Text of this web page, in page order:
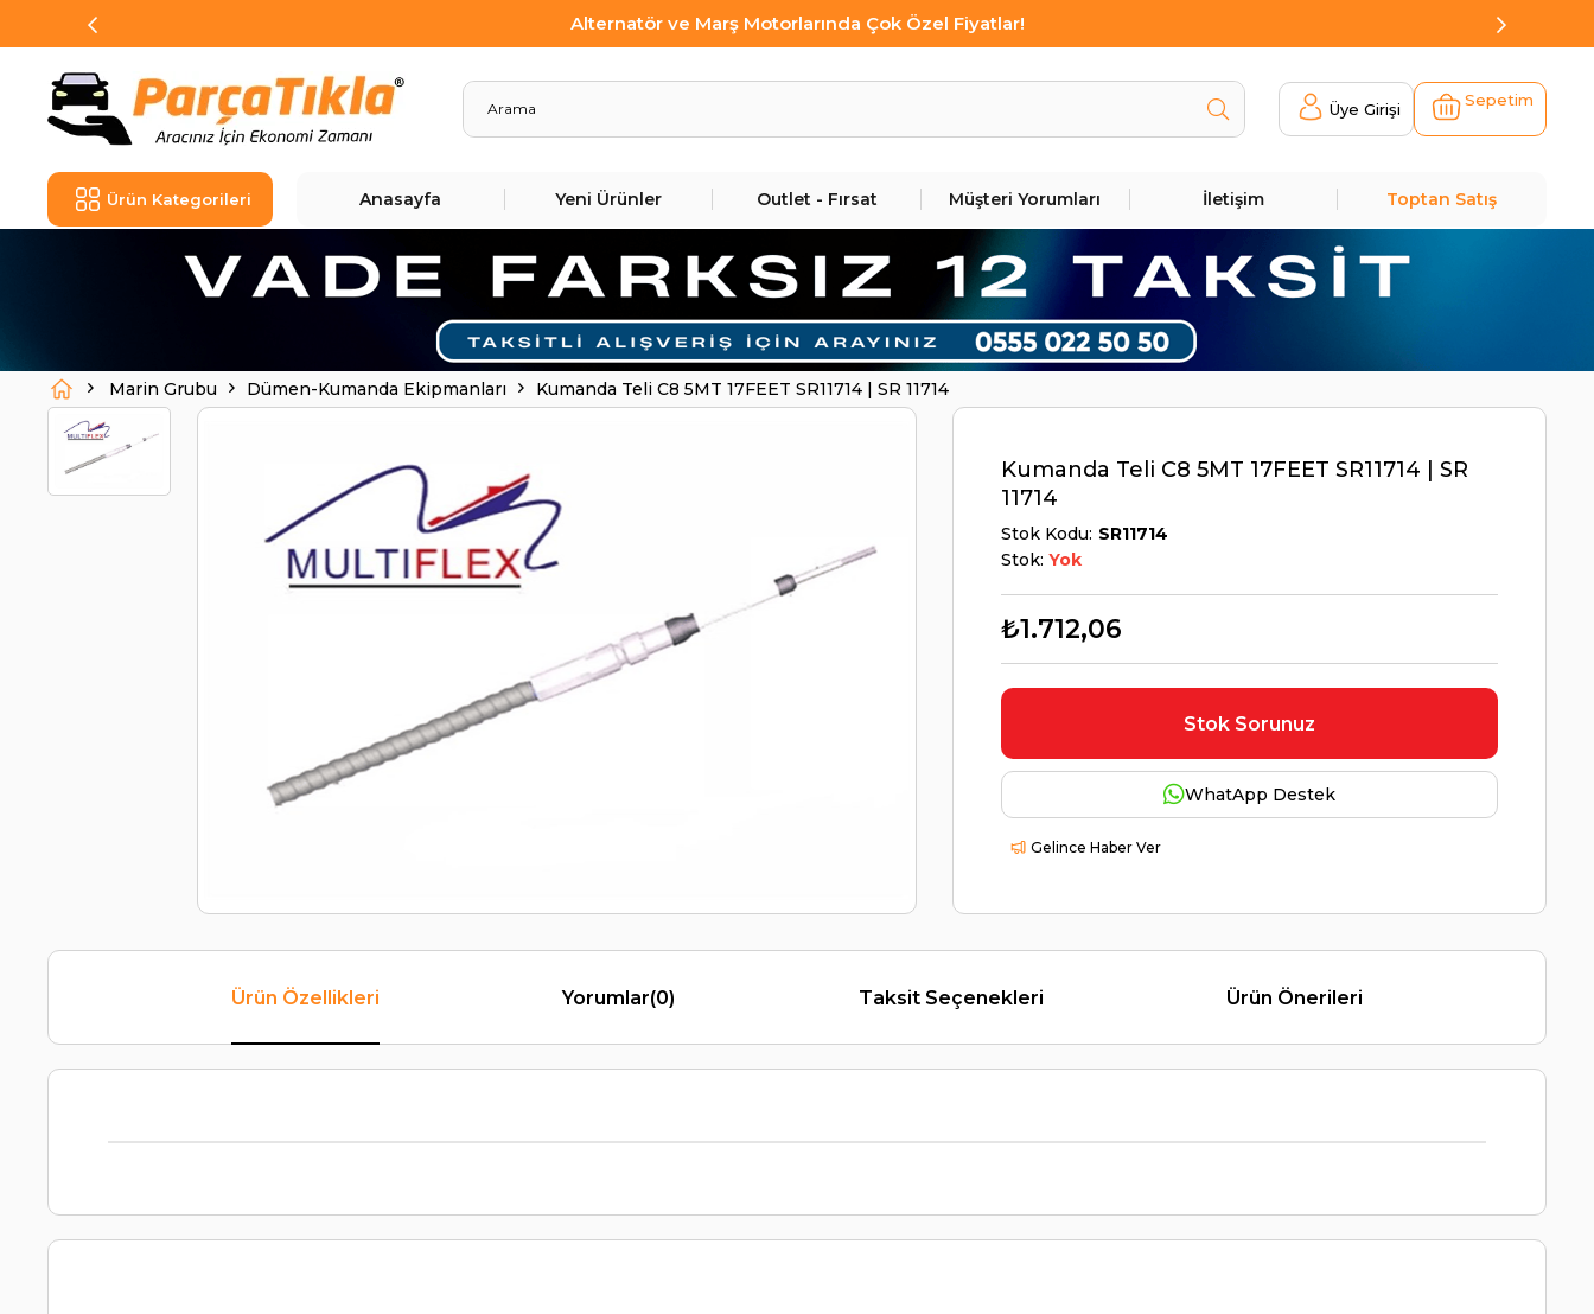
Alternatör ve Marş Motorlarında Çok Özel Fiyatlar!
Üye Girişi Sepetim
Ürün Kategorileri Anasayfa Yeni Ürünler Outlet - Fırsat Müşteri Yorumları İletişim Toptan Satış
Marin Grubu Dümen-Kumanda Ekipmanları Kumanda Teli C8 5MT 17FEET SR11714 | SR 11714
Kumanda Teli C8 5MT 17FEET SR11714 | SR
11714
Stok Kodu SR11714
Stok: Yok
₺1.712,06
Stok Sorunuz
WhatApp Destek
Gelince Haber Ver
Ürün Özellikleri Yorumlar(0) Taksit Seçenekleri Ürün Önerileri